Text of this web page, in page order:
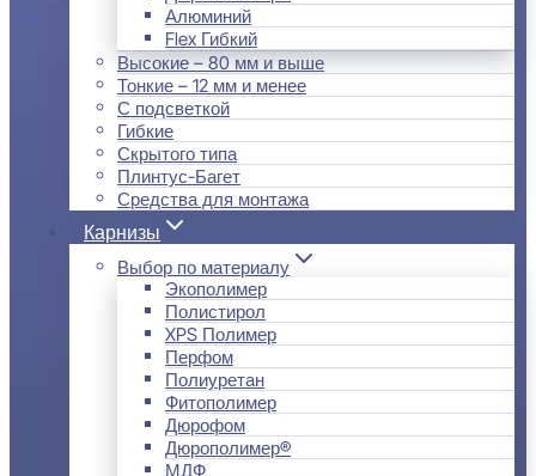
Алюминий
Flex Гибкий
Высокие – 80 мм и выше
Тонкие – 12 мм и менее
С подсветкой
Гибкие
Скрытого типа
Плинтус-Багет
Средства для монтажа
Карнизы
Выбор по материалу
Экополимер
Полистирол
XPS Полимер
Перфом
Полиуретан
Фитополимер
Дюрофом
Дюрополимер®
МДФ